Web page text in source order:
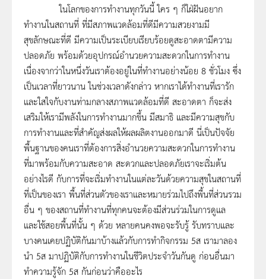
ในโลกของการทำงานทุกวันนี้ ใคร ๆ ก็ใฝ่ฝันอยาก
ทำงานในสถานที่ ที่มีสภาพแวดล้อมที่ดีมีความสวยงามมี
สุขลักษณะที่ดี มีความเป็นระเบียบเรียบร้อยดูสะอาดตามีความ
ปลอดภัย พร้อมด้วยอุปกรณ์อำนวยความสะดวกในการทำงาน
เนื่องจากว่าในหนึ่งวันเราต้องอยู่ในที่ทำงานอย่างน้อย 8 ชั่วโมง ซึ่ง
เป็นเวลาที่ยาวนาน ในช่วงเวลาดังกล่าว หากเราได้ทำงานที่เรารัก
และใสใจกับงานท่ามกลางสภาพแวดล้อมที่ดี สะอาดตา ก็จะส่ง
เสริมให้เรามีพลังในการทำงานมากขึ้น มีสมาธิ และมีความสุขกับ
การทำงานและที่สำคัญส่งผลให้ผลผลิตงานออกมาดี นี่เป็นปัจจัย
พื้นฐานของคนเราที่ต้องการสิ่งอำนวยความสะดวกในการทำงาน
ที่มาพร้อมกับความสะอาด สะดวกและปลอดภัยเราจะเริ่มต้น
อย่างไรดี กับการที่จะเริ่มทำงานในแต่ละวันด้วยความสุขในสถานที่
ที่เป็นของเรา พื้นที่ส่วนตัวของเราและหมายร่วมไปถึงพื้นที่ส่วนรวม
อื่น ๆ ของสถานที่ทำงานที่ทุกคนจะต้องมีส่วนร่วมในการดูแล
และใช้สอยพื้นที่นั้น ๆ ด้วย หลายคนคงพอจะรับรู้ รับทราบและ
บางคนเคยปฏิบัติกันมาบ้างแล้วกับการทำกิจกรรม 5ส เรามาลอง
นำ 5ส มาปฏิบัติกับการทำงานในชีวิตประจำวันกันดู ก่อนอื่นมา
ทำความรู้จัก 5ส กันก่อนว่าคืออะไร